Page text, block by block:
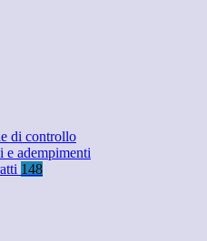
di controllo
e adempimenti
148